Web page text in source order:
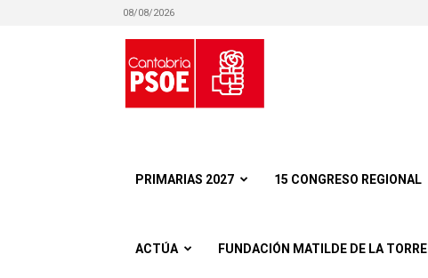
08/08/2026
PRIMARIAS 2027 15 CONGRESO REGIONAL
ACTÚA FUNDACIÓN MATILDE DE LA TORRE